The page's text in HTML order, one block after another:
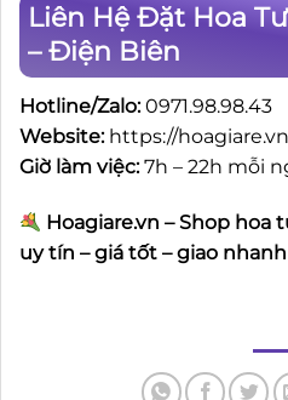
Liên Hệ Đặt Hoa
– Điện Biên
Hotline/Zalo:0971.98.98.43
Website: https://hoagiare.vn
Giờ làm việc:7h – 22h mỗi
Hoagiare.vn – Shop
uy tín – giá tốt – giao